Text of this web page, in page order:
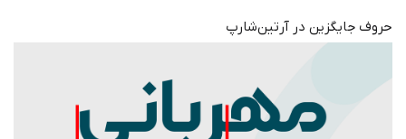
حروف جایگزین در آرتین‌شارپ